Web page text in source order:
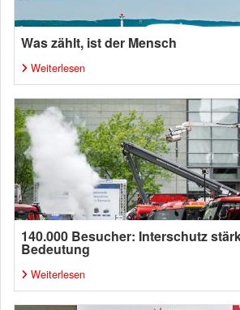
Was zählt, ist der Mensch
Weiterlesen
140.000 Besucher: Interschutz
Bedeutung
Weiterlesen